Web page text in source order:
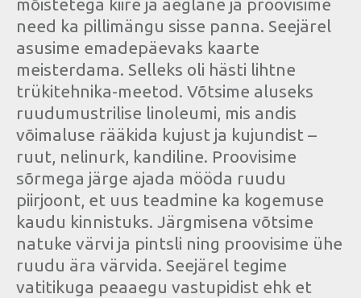
mõistetega kiire ja aeglane ja proovisime
need ka pillimängu sisse panna. Seejärel
asusime emadepäevaks kaarte
meisterdama. Selleks oli hästi lihtne
trükitehnika-meetod. Võtsime aluseks
ruudumustrilise linoleumi, mis andis
võimaluse rääkida kujust ja kujundist –
ruut, nelinurk, kandiline. Proovisime
sõrmega järge ajada mööda ruudu
piirjoont, et uus teadmine ka kogemuse
kaudu kinnistuks. Järgmisena võtsime
natuke värvi ja pintsli ning proovisime ühe
ruudu ära värvida. Seejärel tegime
vatitikuga peaaegu vastupidist ehk et